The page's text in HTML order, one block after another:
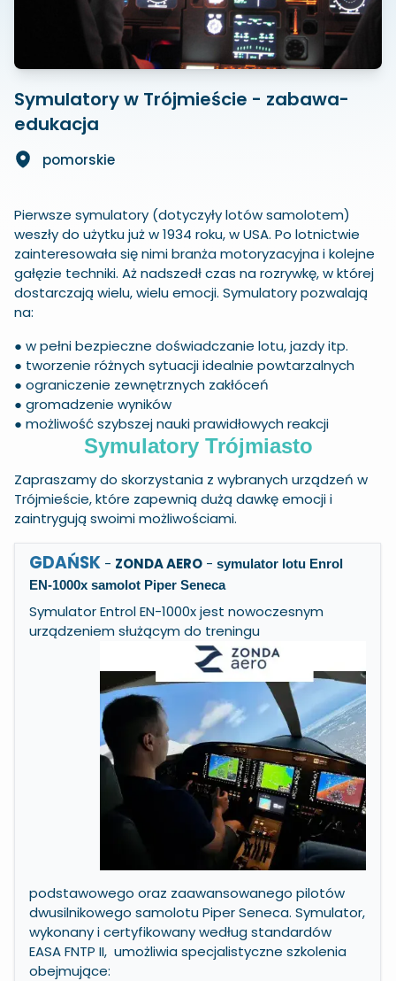
Symulatory w Trójmieście - zabawa-
edukacja
pomorskie
Pierwsze symulatory (dotyczyły lotów samolotem)
weszły do użytku już w 1934 roku, w USA. Po lotnictwie
zainteresowała się nimi branża motoryzacyjna i kolejne
gałęzie techniki. Aż nadszedł czas na rozrywkę, w której
dostarczają wielu, wielu emocji. Symulatory pozwalają
na:
● w pełni bezpieczne doświadczanie lotu, jazdy itp.
● tworzenie różnych sytuacji idealnie powtarzalnych
● ograniczenie zewnętrznych zakłóceń
● gromadzenie wyników
● możliwość szybszej nauki prawidłowych reakcji
Symulatory Trójmiasto
Zapraszamy do skorzystania z wybranych urządzeń w
Trójmieście, które zapewnią dużą dawkę emocji i
zaintrygują swoimi możliwościami.
GDAŃSK - ZONDA AERO - symulator lotu Enrol
EN-1000x samolot Piper Seneca
Symulator Entrol EN-1000x jest nowoczesnym
urządzeniem służącym do treningu
podstawowego oraz zaawansowanego pilotów
dwusilnikowego samolotu Piper Seneca. Symulator,
wykonany i certyfikowany według standardów
EASA FNTP II, umożliwia specjalistyczne szkolenia
obejmujące: